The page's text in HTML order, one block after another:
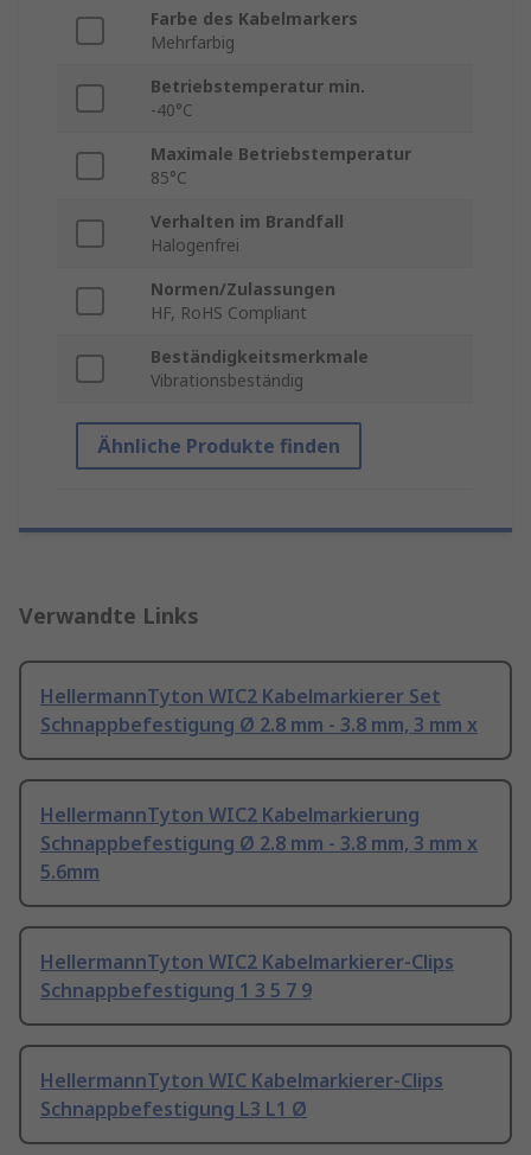
Farbe des Kabelmarkers
Mehrfarbig
Betriebstemperatur min.
-40°C
Maximale Betriebstemperatur
85°C
Verhalten im Brandfall
Halogenfrei
Normen/Zulassungen
HF, RoHS Compliant
Beständigkeitsmerkmale
Vibrationsbeständig
Ähnliche Produkte finden
Verwandte Links
HellermannTyton WIC2 Kabelmarkierer Set
Schnappbefestigung Ø 2.8 mm - 3.8 mm, 3 mm x
HellermannTyton WIC2 Kabelmarkierung
Schnappbefestigung Ø 2.8 mm - 3.8 mm, 3 mm x
5.6mm
HellermannTyton WIC2 Kabelmarkierer-Clips
Schnappbefestigung 1 3 5 7 9
HellermannTyton WIC Kabelmarkierer-Clips
Schnappbefestigung L3 L1 Ø